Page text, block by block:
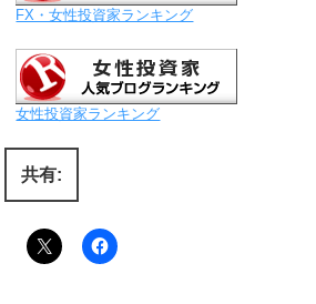
FX・女性投資家ランキング
女性投資家ランキング
共有: